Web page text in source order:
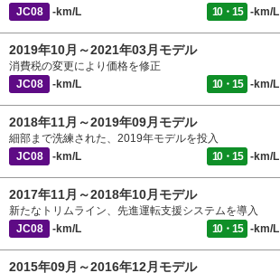
JC08
-km/L 10・15 -km/L
2019年10月～2021年03月モデル
消費税の変更により価格を修正
JC08
-km/L 10・15 -km/L
2018年11月～2019年09月モデル
細部まで洗練された、2019年モデルを投入
JC08
-km/L 10・15 -km/L
2017年11月～2018年10月モデル
新たなトリムライン、先進運転支援システムを導入
JC08
-km/L 10・15 -km/L
2015年09月～2016年12月モデル